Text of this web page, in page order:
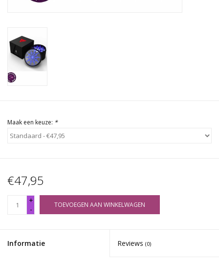
Maak een keuze: *
€47,95
+
-
TOEVOEGEN AAN WINKELWAGEN
Informatie Reviews (0)